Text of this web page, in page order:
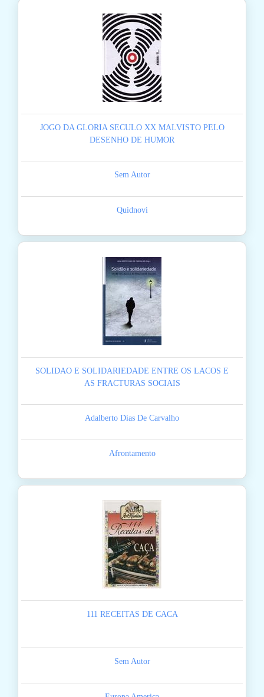
JOGO DA GLORIA SECULO XX MALVISTO PELO
DESENHO DE HUMOR
Sem Autor
Quidnovi
SOLIDAO E SOLIDARIEDADE ENTRE OS LACOS E
AS FRACTURAS SOCIAIS
Adalberto Dias De Carvalho
Afrontamento
111 RECEITAS DE CACA
Sem Autor